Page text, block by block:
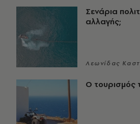
Σενάρια
αλλαγής;
Λεωνίδας
Ο τουρισμός